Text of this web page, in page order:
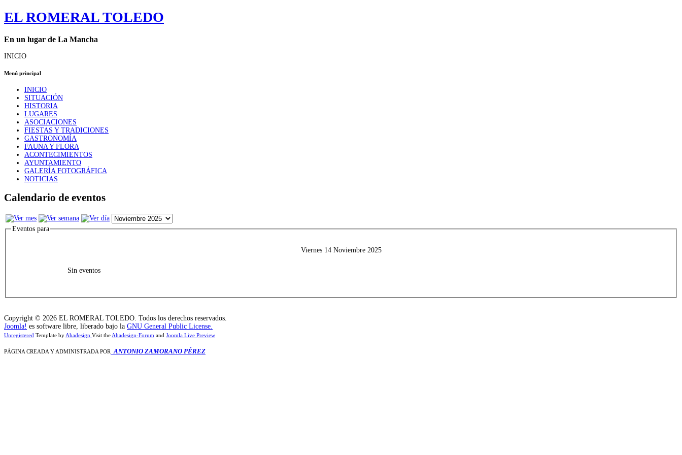
EL ROMERAL TOLEDO
En un lugar de La Mancha
INICIO
Menú principal
INICIO
SITUACIÓN
HISTORIA
LUGARES
ASOCIACIONES
FIESTAS Y TRADICIONES
GASTRONOMÍA
FAUNA Y FLORA
ACONTECIMIENTOS
AYUNTAMIENTO
GALERÍA FOTOGRÁFICA
NOTICIAS
Calendario de eventos
Eventos para
Viernes 14 Noviembre 2025
Sin eventos
Copyright © 2026 EL ROMERAL TOLEDO. Todos los derechos reservados.
Joomla! es software libre, liberado bajo la GNU General Public License.
Unregistered Template by Ahadesign Visit the Ahadesign-Forum and Joomla Live Preview
PÁGINA CREADA Y ADMINISTRADA POR ANTONIO ZAMORANO PÉREZ